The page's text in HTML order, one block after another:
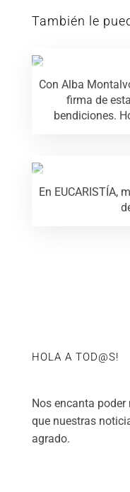
También le
Con Alba
firma de
bendiciones.
En EUCARISTÍA,
HOLA A TOD@S!
Nos encanta
que nuestras
agrado.